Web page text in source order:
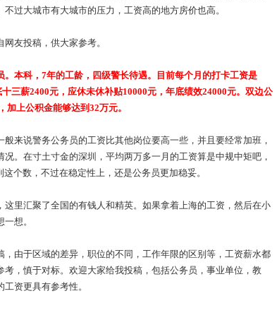
过大城市有大城市的压力，工资高的地方房价也高。
友投稿，供大家参考。
本科，7年的工龄，四级警长待遇。目前每个月的打卡工资是
三薪2400元，应休未休补贴10000元，年底绩效24000元。双边公
上公积金能够达到32万元。
来说警务公务员的工资比其他岗位要高一些，并且要经常加班，
。在寸土寸金的深圳，平均两万多一月的工资算是中规中矩吧，
个数，不过在稳定性上，还是公务员更加稳妥。
里汇聚了全国的有钱人和精英。如果拿着上海的工资，然后在小
想。
由于区域的差异，职位的不同，工作年限的区别等，工资薪水都
，慎于对标。欢迎大家给我投稿，包括公务员，事业单位，教
资更具有参考性。